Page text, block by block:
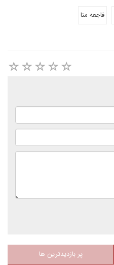
فاجعه منا
پر بازدیدترین ها